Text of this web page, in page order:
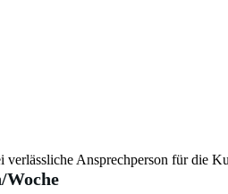
Ansprechperson für die
Woche